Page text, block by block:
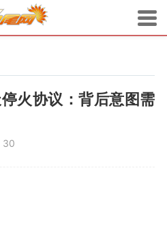
火协议：背后意图需
30